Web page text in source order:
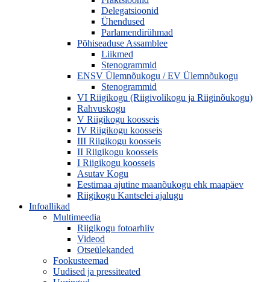
Delegatsioonid
Ühendused
Parlamendirühmad
Põhiseaduse Assamblee
Liikmed
Stenogrammid
ENSV Ülemnõukogu / EV Ülemnõukogu
Stenogrammid
VI Riigikogu (Riigivolikogu ja Riiginõukogu)
Rahvuskogu
V Riigikogu koosseis
IV Riigikogu koosseis
III Riigikogu koosseis
II Riigikogu koosseis
I Riigikogu koosseis
Asutav Kogu
Eestimaa ajutine maanõukogu ehk maapäev
Riigikogu Kantselei ajalugu
Infoallikad
Multimeedia
Riigikogu fotoarhiiv
Videod
Otseülekanded
Fookusteemad
Uudised ja pressiteated